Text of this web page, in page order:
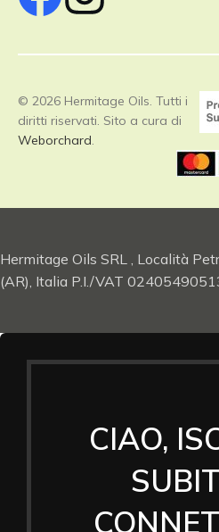
© 2026 Hermitage Oils. Tutti i
diritti riservati. Sito a cura di
Weborchard.
Hermitage Oils SRL , Località
(AR), Italia P.I./VAT
CIAO,